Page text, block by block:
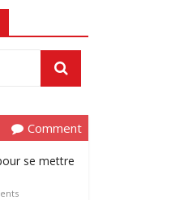
Comment
se mettre